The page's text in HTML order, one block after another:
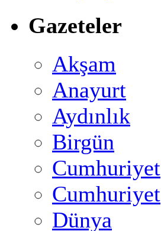
Gazeteler
Akşam
Anayurt
Aydınlık
Birgün
Cumhuriyet
Cumhuriyet
Dünya